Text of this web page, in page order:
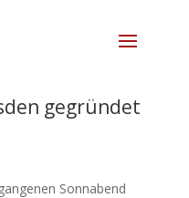
gegründet
Sonnabend